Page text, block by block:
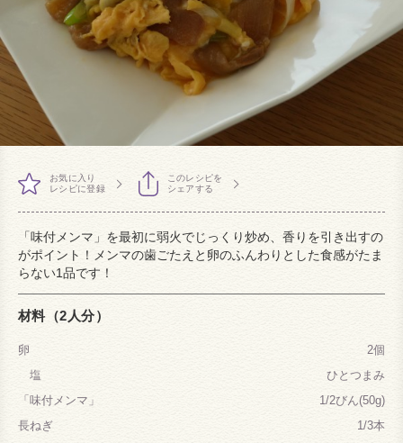
お気に入り
レシピに登録
このレシピを
シェアする
「味付メンマ」を最初に弱火でじっくり炒め、香りを引き出すの
がポイント！メンマの歯ごたえと卵のふんわりとした食感がたま
らない1品です！
材料（2人分）
卵
2個
塩
ひとつまみ
「味付メンマ」
1/2びん(50g)
長ねぎ
1/3本